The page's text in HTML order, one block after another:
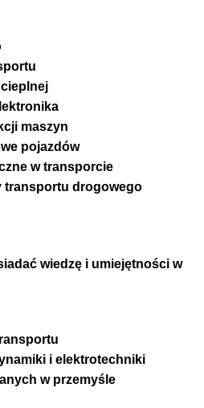
maszyn
pojazdów
w transporcie
transportu drogowego
wiedzę i umiejętności w
i elektrotechniki
w przemyśle